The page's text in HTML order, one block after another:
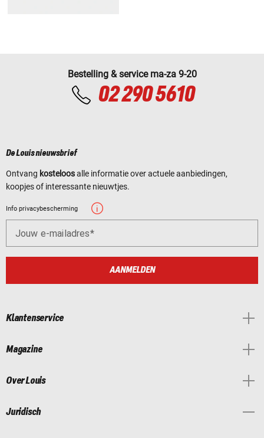
Bestelling & service ma-za 9-20
02 290 5610
De Louis nieuwsbrief
Ontvang kosteloosalle informatie over actuele aanbiedingen,
koopjes of interessante nieuwtjes.
Info privacybescherming
Jouw e-mailadres
AANMELDEN
Klantenservice
Magazine
Over Louis
Juridisch